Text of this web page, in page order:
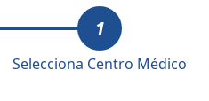
1
Selecciona Centro Médico